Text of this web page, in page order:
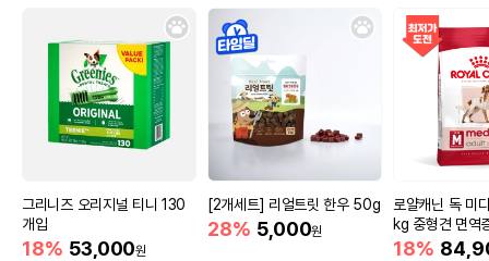
그리니즈 오리지널 티니 130
개입
18% 53,000원
[2개세트] 리얼트릿 한우 50g
28% 5,000원
로얄캐닌 독 미
kg 중형견 면역
18%